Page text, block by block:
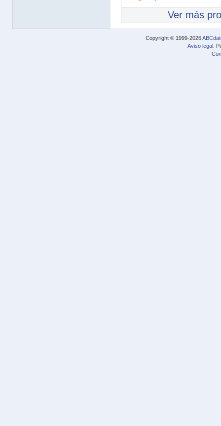
Ver más
Copyright © 1999-2026
Aviso legal .